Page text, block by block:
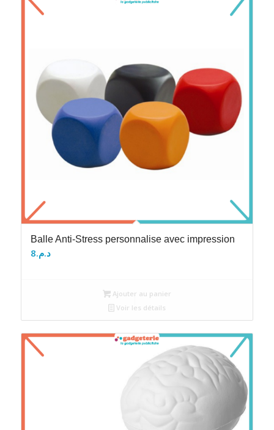
Balle Anti-Stress personnalise avec impression
د.م.8
Ajouter au panier
Voir les détails